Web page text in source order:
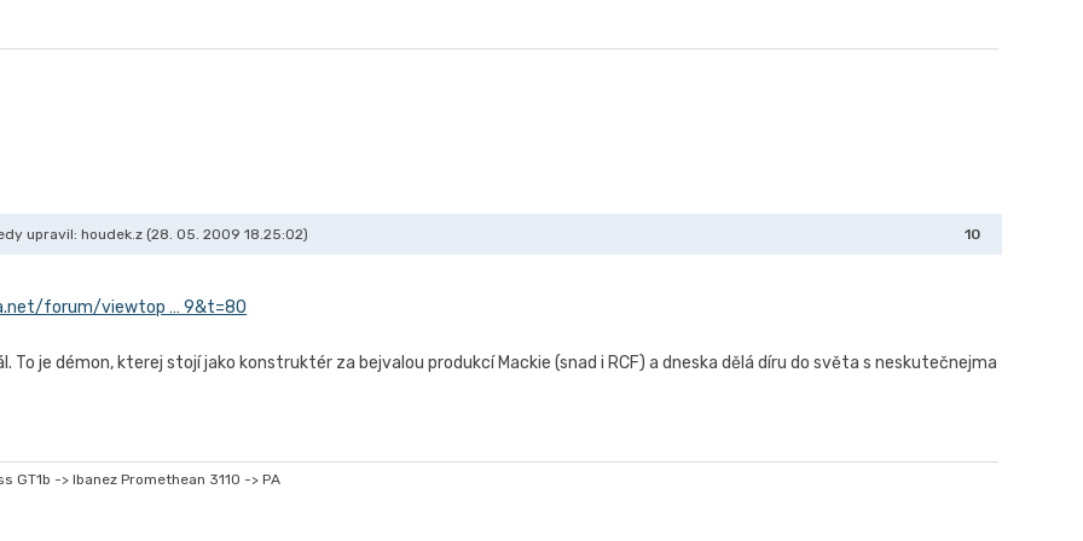
10
upravil: houdek.z (28. 05. 2009 18.25:02)
forum/viewtop … 9&t=80
To je démon, kterej stojí jako konstruktér za bejvalou produkcí Mackie (snad i RCF) a dneska dělá díru do světa s neskutečnejma
GT1b -> Ibanez Promethean 3110 -> PA